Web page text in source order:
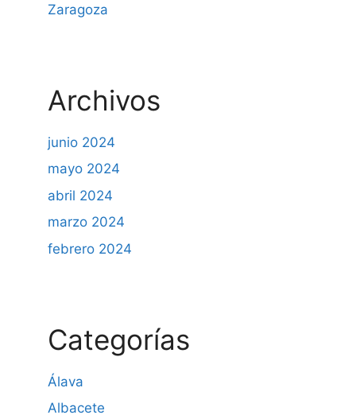
Zaragoza
Archivos
junio 2024
mayo 2024
abril 2024
marzo 2024
febrero 2024
Categorías
Álava
Albacete